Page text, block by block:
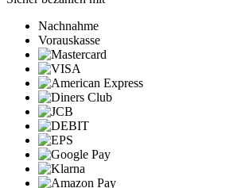
Nachnahme
Vorauskasse